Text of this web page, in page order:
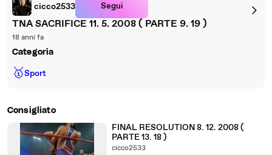
cicco2533 Segui
TNA SACRIFICE 11. 5. 2008 ( PARTE 9. 19 )
18 anni fa
Categoria
🥇Sport
Consigliato
FINAL RESOLUTION 8. 12. 2008 (
PARTE 13. 18 )
cicco2533